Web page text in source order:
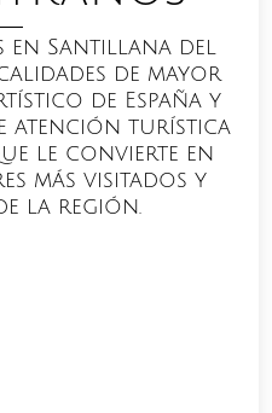
en Santillana del
de mayor
de España y
atención turística
le convierte en
más visitados y
la región.